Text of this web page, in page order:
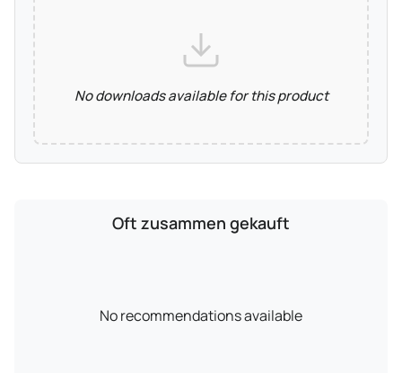
No downloads available for this product
Oft zusammen gekauft
No recommendations available